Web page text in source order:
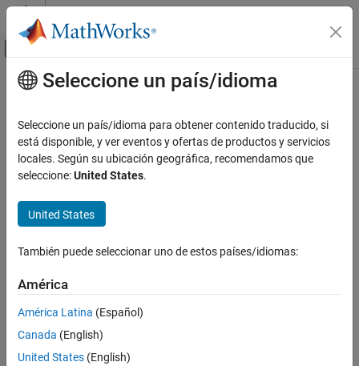
Saltar al contenido
Mostrar/ocultar menú de navegación
Inicio de Documentación
Contenido principal
How useful was this information?
Seleccione un país/idioma
Seleccione un país/idioma para obtener contenido traducido, si
está disponible, y ver eventos y ofertas de productos y servicios
locales. Según su ubicación geográfica, recomendamos que
seleccione:United States.
United States
También puede seleccionar uno de estos países/idiomas:
América
América Latina (Español)
Canada (English)
United States (English)